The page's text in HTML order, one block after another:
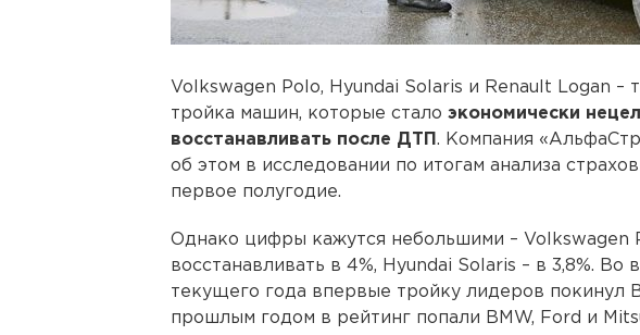
Volkswagen Polo, Hyundai Solaris и Renault Logan –
тройка машин, которые стало экономически
восстанавливать после ДТП . Компания
об этом в исследовании по итогам анализа
первое полугодие.
Однако цифры кажутся небольшими – Volkswagen
восстанавливать в 4%, Hyundai Solaris – в 3,8%. Во
текущего года впервые тройку лидеров покинул
прошлым годом в рейтинг попали BMW, Ford и